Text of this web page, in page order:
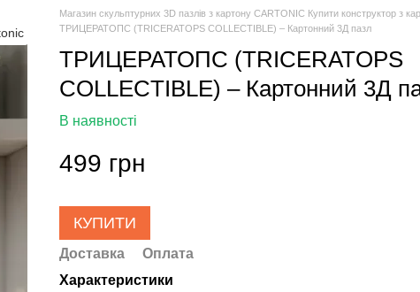
Магазин скульптурних 3D пазлів з картону CARTONIC Купити конструктор з
ТРИЦЕРАТОПС (TRICERATOPS COLLECTIBLE) – Картонний 3Д пазл
ТРИЦЕРАТОПС (TRICERATOPS
COLLECTIBLE) – Картонний 3Д
В наявності
499 грн
КУПИТИ
Доставка
Оплата
Характеристики